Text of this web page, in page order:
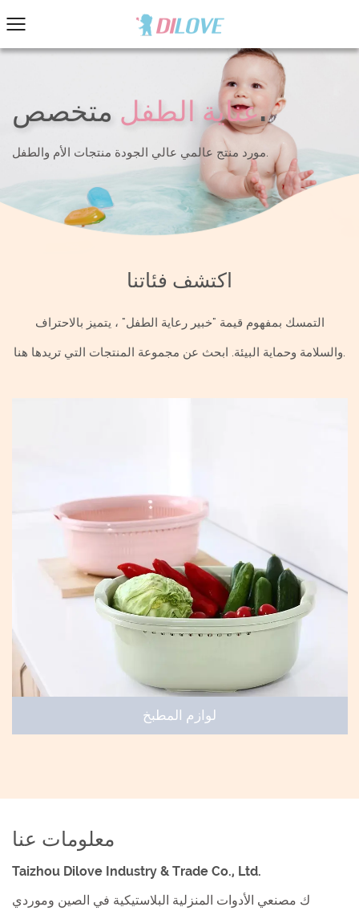
عناية الطفلمتخصص.
مورد منتج عالمي عالي الجودة منتجات الأم والطفل.
اكتشف فئاتنا
التمسك بمفهوم قيمة "خبير رعاية الطفل" ، يتميز بالاحتراف
والسلامة وحماية البيئة. ابحث عن مجموعة المنتجات التي تريدها هنا.
مغسلة للأطفال
معلومات عنا
Taizhou Dilove Industry & Trade Co., Ltd.
ك مصنعي الأدوات المنزلية البلاستيكية في الصين وموردي